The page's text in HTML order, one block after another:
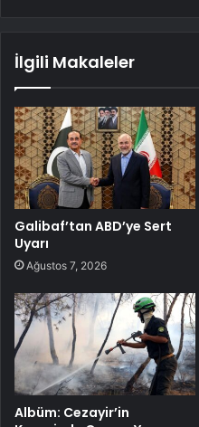
İlgili Makaleler
Galibaf’tan ABD’ye Sert
Uyarı
Ağustos 7, 2026
Albüm: Cezayir’in